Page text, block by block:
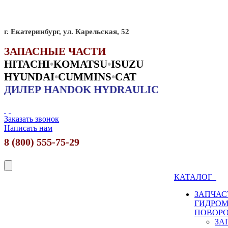
г. Екатеринбург, ул. Карельская, 52
ЗАПАСНЫЕ ЧАСТИ
HITACHI•KOMATSU•ISUZU
HYUNDAI•CUMMINS•CAT
ДИЛЕР HANDOK HYDRAULIC
Заказать звонок
Написать нам
8 (800) 555-75-29
КАТАЛОГ